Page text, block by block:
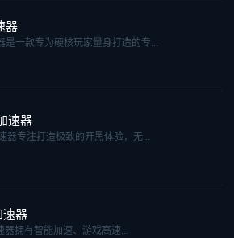
器
是一款专为硬核玩家量身打造的专...
速器
器专注打造极致的开黑体验，无...
速器
器拥有智能加速、游戏高速...